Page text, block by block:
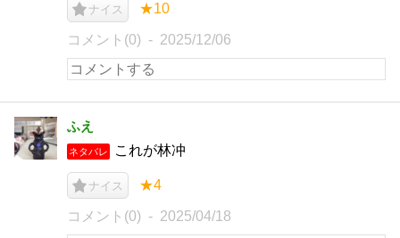
ナイス ★10
コメント(0) 2025/12/06
ふえ
ネタバレ これが林冲
ナイス ★4
コメント(0) 2025/04/18